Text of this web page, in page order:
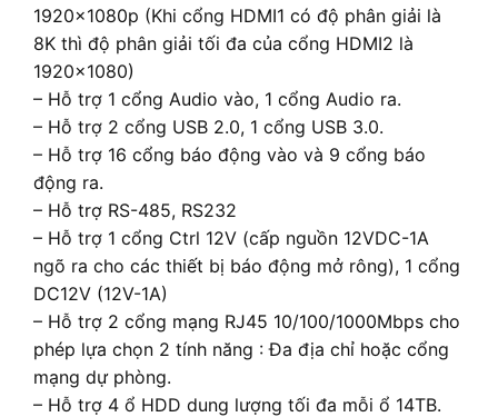
1920x1080p (Khi cổng HDMI1 có độ phân giải là
8K thì độ phân giải tối đa của cổng HDMI2 là
1920×1080)
– Hỗ trợ 1 cổng Audio vào, 1 cổng Audio ra.
– Hỗ trợ 2 cổng USB 2.0, 1 cổng USB 3.0.
– Hỗ trợ 16 cổng báo động vào và 9 cổng báo
động ra.
– Hỗ trợ RS-485, RS232
– Hỗ trợ 1 cổng Ctrl 12V (cấp nguồn 12VDC-1A
ngõ ra cho các thiết bị báo động mở rông), 1 cổng
DC12V (12V-1A)
– Hỗ trợ 2 cổng mạng RJ45 10/100/1000Mbps cho
phép lựa chọn 2 tính năng : Đa địa chỉ hoặc cổng
mạng dự phòng.
– Hỗ trợ 4 ổ HDD dung lượng tối đa mỗi ổ 14TB.